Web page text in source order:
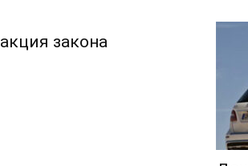
закона